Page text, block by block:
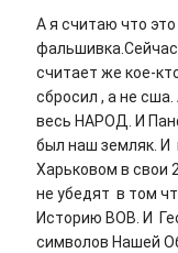
А я считаю что
фальшивка.Сейчас
считает же кое-
сбросил , а не
весь НАРОД. И
был наш земляк. И
Харьковом в свои
не убедят в том
Историю ВОВ. И
символов Нашей